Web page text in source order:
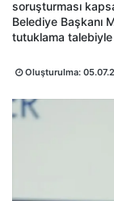
soruşturması
Belediye Başkanı
tutuklama
Oluşturulma: